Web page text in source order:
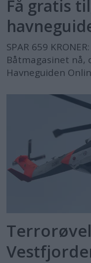
Få gratis
SPAR 659
Båtmagasinet nå,
Havneguiden